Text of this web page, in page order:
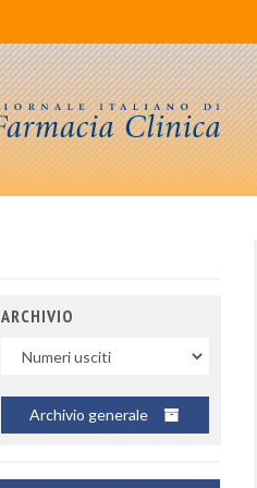
ARCHIVIO
Archivio generale